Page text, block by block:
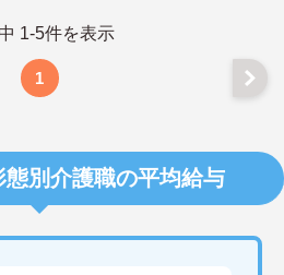
1-5件を表示
1
別介護職の平均給与